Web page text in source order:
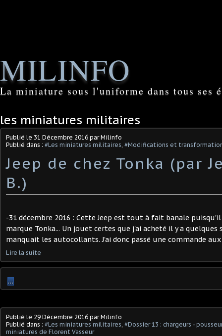
MILINFO
La miniature sous l'uniforme dans tous ses
les miniatures militaires
Publié le 31 Décembre 2016 par Milinfo
Publié dans : #Les miniatures militaires, #Modifications et
Jeep de chez Tonka (par
B.)
-31 décembre 2016 : Cette Jeep est tout à fait banale puisqu'il
marque Tonka... Un jouet certes que j'ai acheté il y a
manquait les autocollants. J'ai donc passé une commande aux
Lire la suite
…
Publié le 29 Décembre 2016 par Milinfo
Publié dans : #Les miniatures militaires, #Dossier 13 : chargeurs -
miniatures de Florent Vasseur